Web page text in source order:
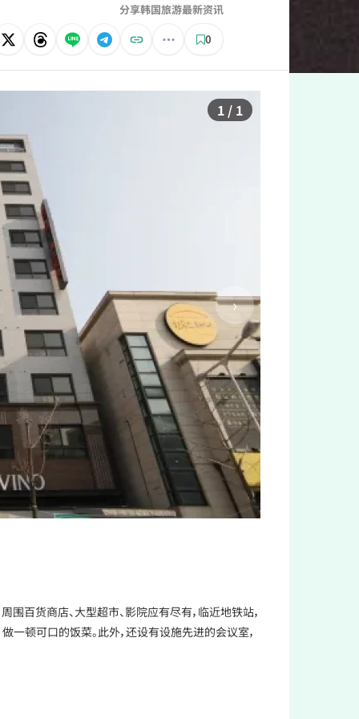
分享韩国旅游最新资讯
0
1 / 1
›
百货商店、大型超市、影院应有尽有，临近地铁站，
一顿可口的饭菜。此外，还设有设施先进的会议室，